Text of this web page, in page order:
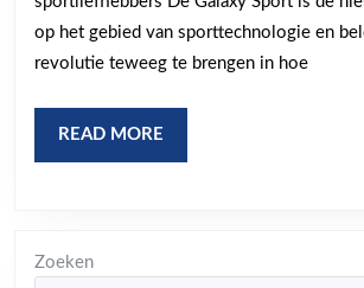
Sport:
jouw
op het gebied van sporttechnologie en
revolutie teweeg te brengen in hoe
READ MORE
MORE
Zoeken